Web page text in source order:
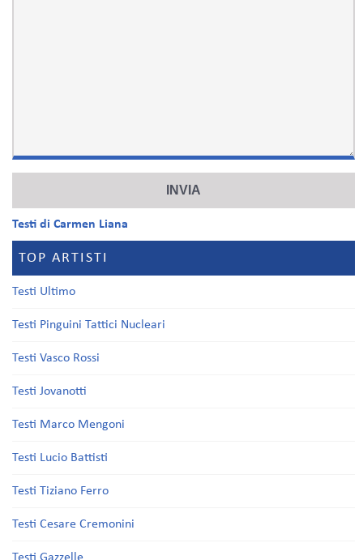
Testi di Carmen Liana
TOP ARTISTI
Testi Ultimo
Testi Pinguini Tattici Nucleari
Testi Vasco Rossi
Testi Jovanotti
Testi Marco Mengoni
Testi Lucio Battisti
Testi Tiziano Ferro
Testi Cesare Cremonini